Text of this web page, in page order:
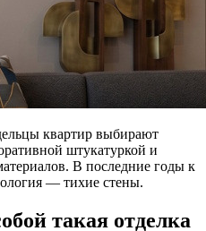
квартир выбирают
штукатуркой и
В последние годы к
— тихие стены.
такая отделка